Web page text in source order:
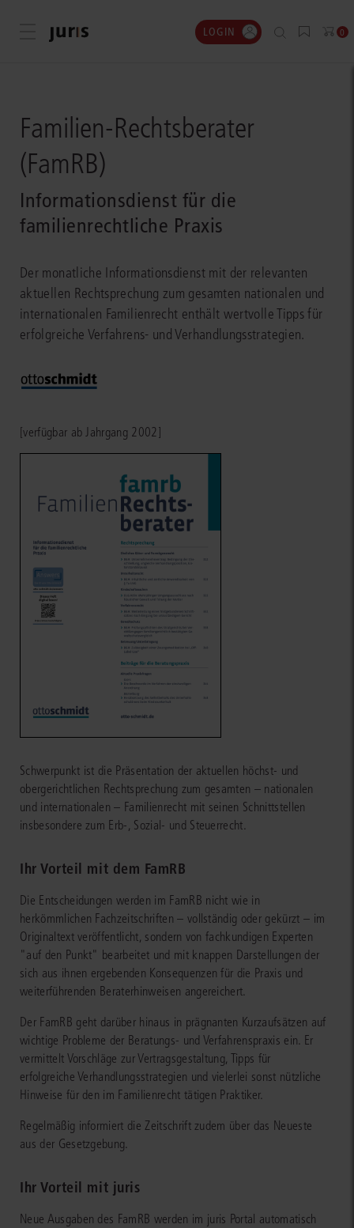
Menü öffnen LOGIN 0
Familien-Rechtsberater
(FamRB)
Informationsdienst für die
familienrechtliche Praxis
Der monatliche Informationsdienst mit der relevanten
aktuellen Rechtsprechung zum gesamten nationalen und
internationalen Familienrecht enthält wertvolle Tipps für
erfolgreiche Verfahrens- und Verhandlungsstrategien.
[verfügbar ab Jahrgang 2002]
Schwerpunkt ist die Präsentation der aktuellen höchst- und
obergerichtlichen Rechtsprechung zum gesamten – nationalen
und internationalen – Familienrecht mit seinen Schnittstellen
insbesondere zum Erb-, Sozial- und Steuerrecht.
Ihr Vorteil mit dem FamRB
Die Entscheidungen werden im FamRB nicht wie in
herkömmlichen Fachzeitschriften – vollständig oder gekürzt – im
Originaltext veröffentlicht, sondern von fachkundigen Experten
"auf den Punkt" bearbeitet und mit knappen Darstellungen der
sich aus ihnen ergebenden Konsequenzen für die Praxis und
weiterführenden Beraterhinweisen angereichert.
Der FamRB geht darüber hinaus in prägnanten Kurzaufsätzen auf
wichtige Probleme der Beratungs- und Verfahrenspraxis ein. Er
vermittelt Vorschläge zur Vertragsgestaltung, Tipps für
erfolgreiche Verhandlungsstrategien und vielerlei sonst nützliche
Hinweise für den im Familienrecht tätigen Praktiker.
Regelmäßig informiert die Zeitschrift zudem über das Neueste
aus der Gesetzgebung.
Ihr Vorteil mit juris
Neue Ausgaben des FamRB werden im juris Portal automatisch